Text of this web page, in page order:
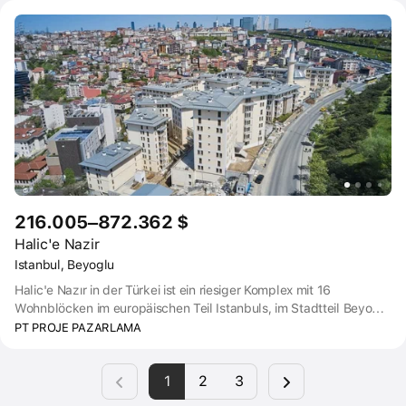
Metrolinie 2 Minuten, Nişantaşı, Şişli, Karaköy und Beşiktaş 5
Minuten, Marmaray Linie 7 Minuten, Atatürk Flughafen 20 Minuten
216.005–872.362 $
Halic'e Nazir
Istanbul, Beyoglu
Halic'e Nazır in der Türkei ist ein riesiger Komplex mit 16
Wohnblöcken im europäischen Teil Istanbuls, im Stadtteil Beyoğlu
in der Nähe des Goldenen Horns. PT Proje Pazarlama hat dieses
PT PROJE PAZARLAMA
1 2 3